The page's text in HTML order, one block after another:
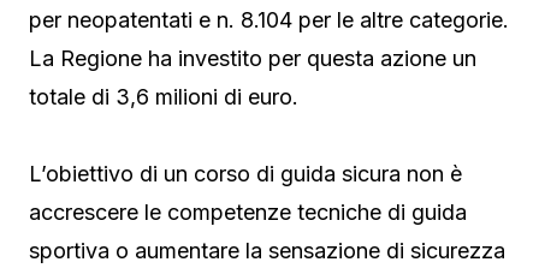
per neopatentati e n. 8.104 per le altre categorie.
La Regione ha investito per questa azione un
totale di 3,6 milioni di euro.
L’obiettivo di un corso di guida sicura non è
accrescere le competenze tecniche di guida
sportiva o aumentare la sensazione di sicurezza